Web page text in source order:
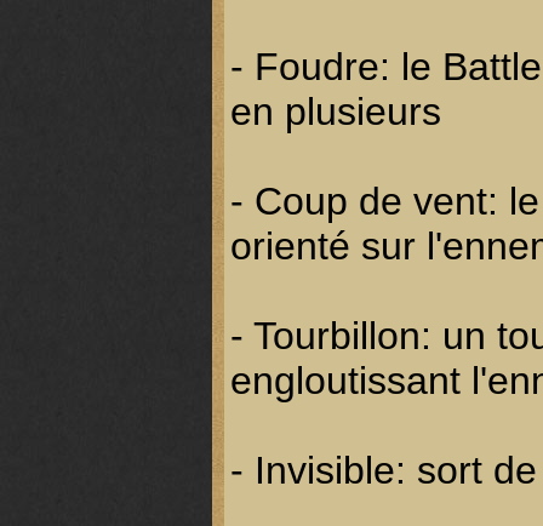
- Foudre: le
en plusieurs
- Coup de vent:
orienté sur
- Tourbillon: un
engloutissant
- Invisible: sort